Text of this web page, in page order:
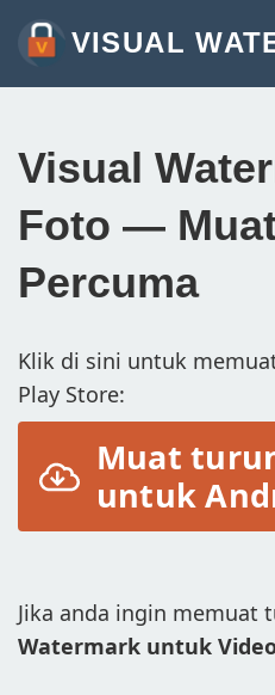
VISUAL
TANDA AIR FOTO
TANDA AIR PDF
LAGI ALAT:
TANDA AIR
UBAH SAIZ
TAMBAH TEKS
TUKAR KEPADA
Visual
Foto —
Percuma
Klik di sini untuk
Play Store:
Muat
untuk
Jika anda ingin memuat
Watermark untuk